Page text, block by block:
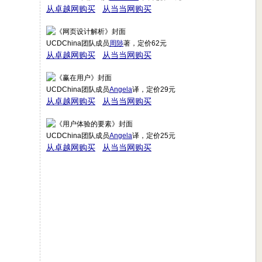
从卓越网购买 从当当网购买
UCDChina团队成员周陟著，定价62元
从卓越网购买 从当当网购买
UCDChina团队成员Angela译，定价29元
从卓越网购买 从当当网购买
UCDChina团队成员Angela译，定价25元
从卓越网购买 从当当网购买